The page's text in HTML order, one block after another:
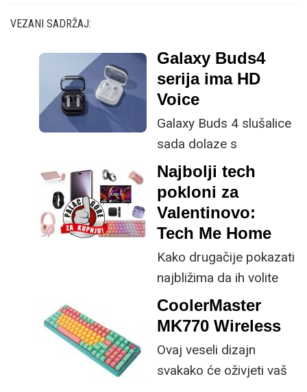
VEZANI SADRŽAJ:
Galaxy Buds4
serija ima HD
Voice
Galaxy Buds 4 slušalice
sada dolaze s
unaprijeđenom
kvalitetom poziva i
boljim uklanjanjem
pozadinske buke.
Najbolji tech
pokloni za
Valentinovo:
Tech Me Home
Kako drugačije pokazati
najbližima da ih volite
nego kupnjom
tehnološkog poklona
učiniti lakšom,
ugodnijom i
CoolerMaster
MK770 Wireless
Ovaj veseli dizajn
svakako će oživjeti vaš